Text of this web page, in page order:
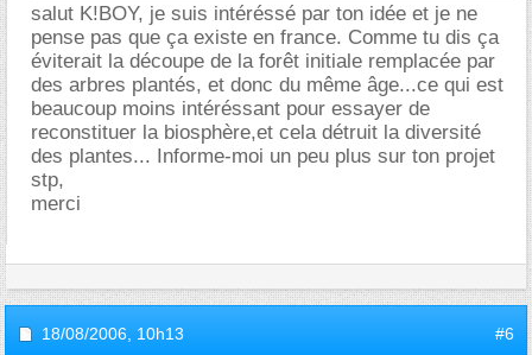
salut K!BOY, je suis intéréssé par ton idée et je ne
pense pas que ça existe en france. Comme tu dis ça
éviterait la découpe de la forêt initiale remplacée par
des arbres plantés, et donc du même âge...ce qui est
beaucoup moins intéréssant pour essayer de
reconstituer la biosphère,et cela détruit la diversité
des plantes... Informe-moi un peu plus sur ton projet
stp,
merci
18/08/2006, 10h13 #6